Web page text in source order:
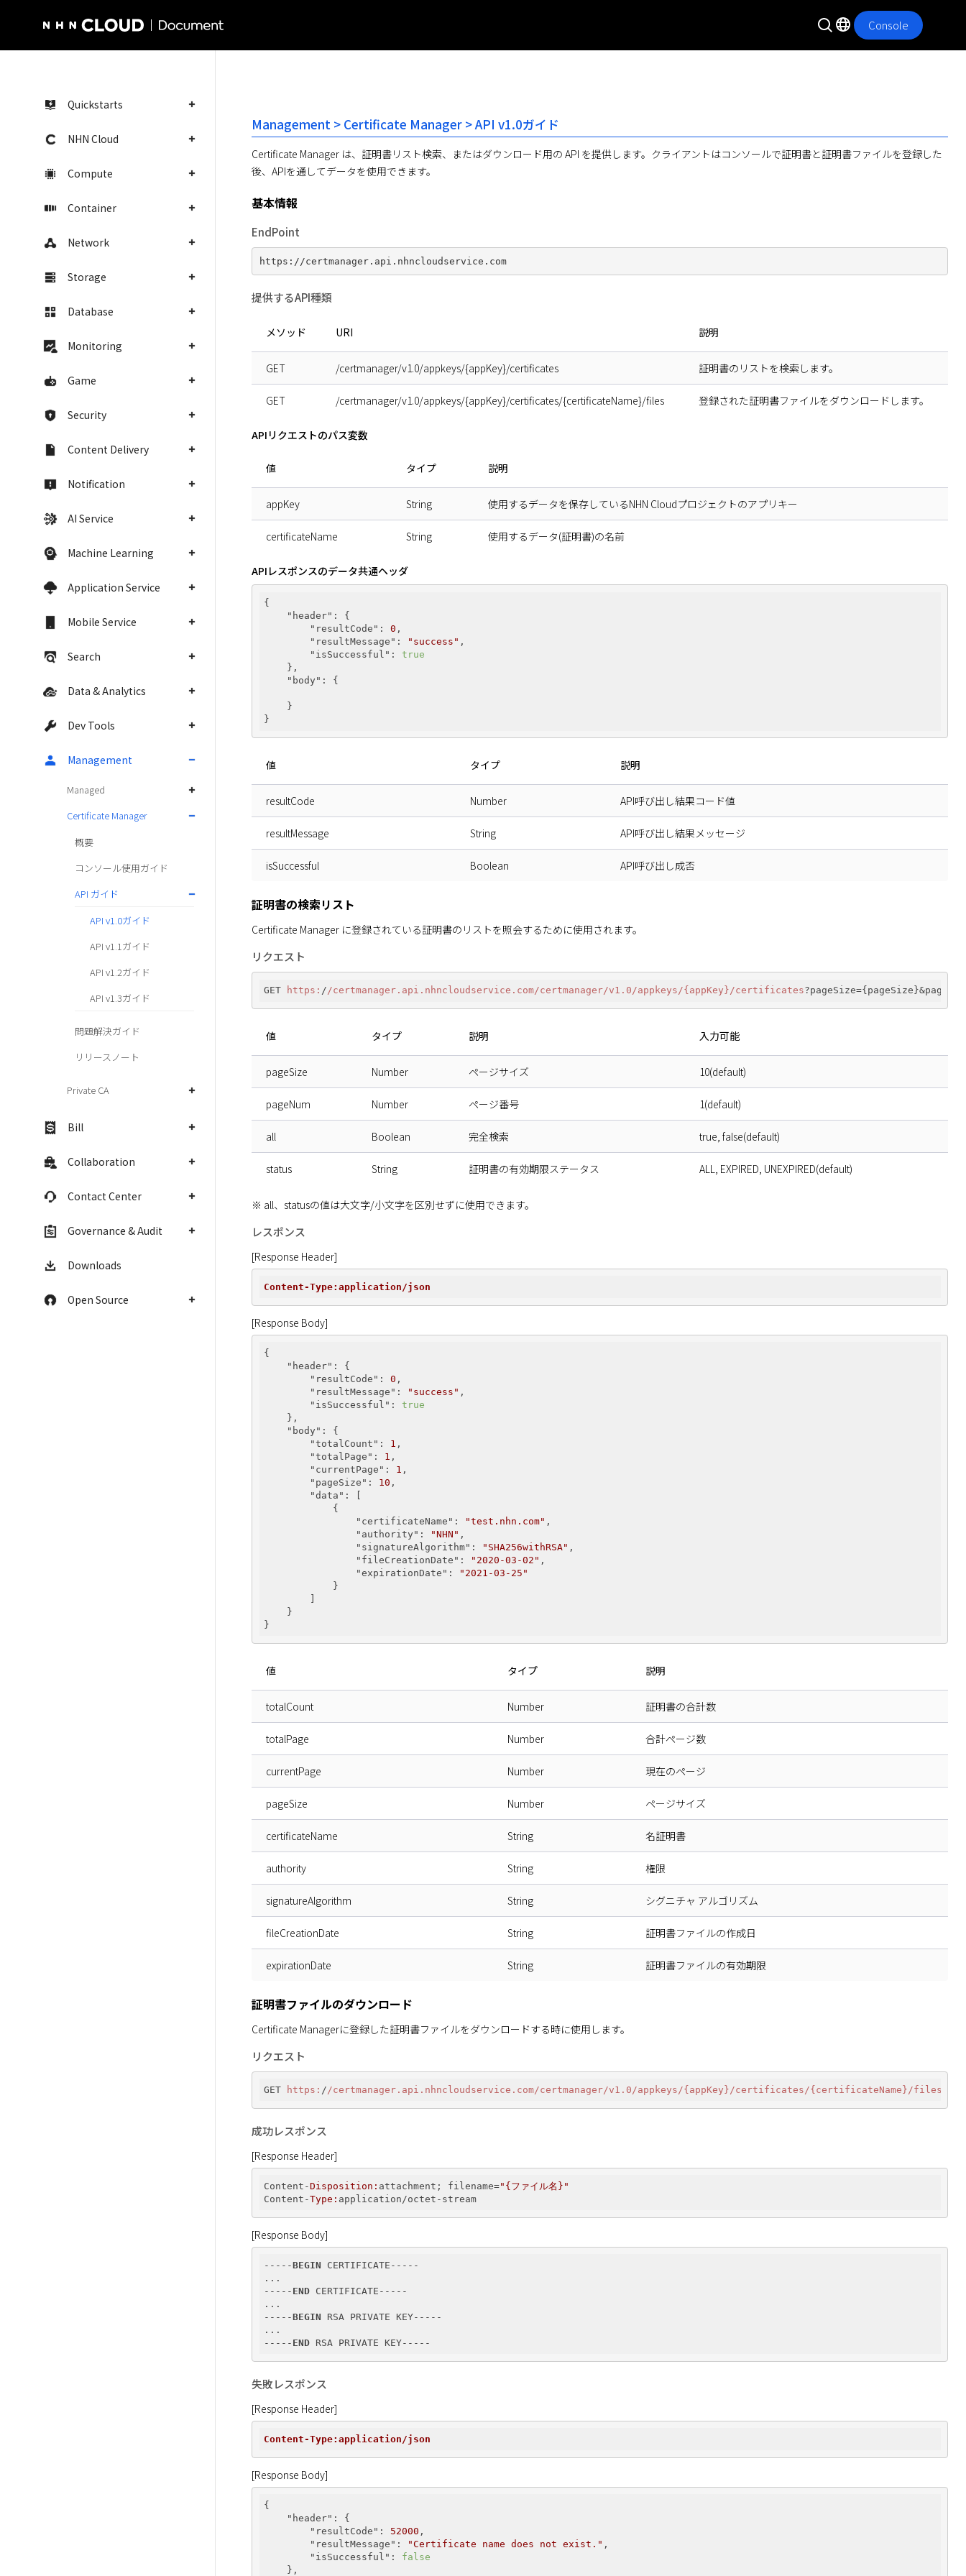
Console
Quickstarts
NHN Cloud
Compute
Container
Network
Storage
Database
Monitoring
Game
Security
Content Delivery
Notification
AI Service
Machine Learning
Application Service
Mobile Service
Search
Data & Analytics
Dev Tools
Management
Managed
Certificate Manager
概要
コンソール使用ガイド
API ガイド
API v1.0ガイド
API v1.1ガイド
API v1.2ガイド
API v1.3ガイド
問題解決ガイド
リリースノート
Private CA
Bill
Collaboration
Contact Center
Governance & Audit
Downloads
Open Source
Management > Certificate Manager > API v1.0ガイド
Certificate Manager は、証明書リスト検索、またはダウンロード用の API を提供します。クライアントはコンソールで証明書と証明書ファイルを登録した
後、APIを通してデータを使用できます。
基本情報
EndPoint
https://certmanager.api.nhncloudservice.com
提供するAPI種類
メソッド URI 説明
GET /certmanager/v1.0/appkeys/{appKey}/certificates 証明書のリストを検索します。
GET /certmanager/v1.0/appkeys/{appKey}/certificates/{certificateName}/files 登録された証明書ファイルをダウンロードします。
APIリクエストのパス変数
値 タイプ 説明
appKey String 使用するデータを保存しているNHN Cloudプロジェクトのアプリキー
certificateName String 使用するデータ(証明書)の名前
APIレスポンスのデータ共通ヘッダ
{
"header" : {
"resultCode" : 0 ,
"resultMessage" : "success" ,
"isSuccessful" : true
    },
"body" : {
    }
値 タイプ 説明
resultCode Number API呼び出し結果コード値
resultMessage String API呼び出し結果メッセージ
isSuccessful Boolean API呼び出し成否
証明書の検索リスト
Certificate Manager に登録されている証明書のリストを照会するために使用されます。
リクエスト
GET https: //certmanager.api.nhncloudservice.com/certmanager/v1.0/appkeys/{appKey}/certificates
値 タイプ 説明 入力可能
pageSize Number ページサイズ 10(default)
pageNum Number ページ番号 1(default)
all Boolean 完全検索 true, false(default)
status String 証明書の有効期限ステータス ALL, EXPIRED, UNEXPIRED(default)
※ all、statusの値は大文字/小文字を区別せずに使用できます。
レスポンス
[Response Header]
Content-Type:application/json
[Response Body]
{
"header" : {
"resultCode" : 0 ,
"resultMessage" : "success" ,
"isSuccessful" : true
    },
"body" : {
"totalCount" : 1 ,
"totalPage" : 1 ,
"currentPage" : 1 ,
"pageSize" : 10 ,
"data" : [
            {
"certificateName" : "test.nhn.com" ,
"authority" : "NHN" ,
"signatureAlgorithm" : "SHA256withRSA" ,
"fileCreationDate" : "2020-03-02" ,
"expirationDate" :
"2021-03-25"
            }
    }
値 タイプ 説明
totalCount Number 証明書の合計数
totalPage Number 合計ページ数
currentPage Number 現在のページ
pageSize Number ページサイズ
certificateName String 名証明書
authority String 権限
signatureAlgorithm String シグニチャ アルゴリズム
fileCreationDate String 証明書ファイルの作成日
expirationDate String 証明書ファイルの有効期限
証明書ファイルのダウンロード
Certificate Managerに登録した証明書ファイルをダウンロードする時に使用します。
リクエスト
GET https: / /certmanager.api.nhncloudservice.com/certmanager/v1.0/appkeys /{appKey}/certificates /{certificateName}/files
成功レスポンス
[Response Header]
Content-Disposition: attachment; filename="{ファイル名}"
Content-Type:
[Response Body]
-----BEGIN CERTIFICATE-----
...
----- END CERTIFICATE-----
...
-----BEGIN RSA PRIVATE KEY-----
...
----- END
失敗レスポンス
[Response Header]
Content-Type:application/json
[Response Body]
{
"header" : {
"resultCode" : 52000 ,
"resultMessage" : "Certificate name does not exist." ,
"isSuccessful" : false
    },